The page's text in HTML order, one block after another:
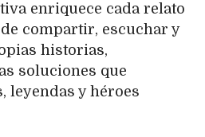
enriquece cada relato
compartir, escuchar y
historias,
soluciones que
leyendas y héroes